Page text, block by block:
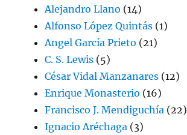
Alejandro Llano (14)
Alfonso López Quintás (1)
Angel García Prieto (21)
C. S. Lewis (5)
César Vidal Manzanares (12)
Enrique Monasterio (16)
Francisco J. Mendiguchía (22)
Ignacio Aréchaga (3)